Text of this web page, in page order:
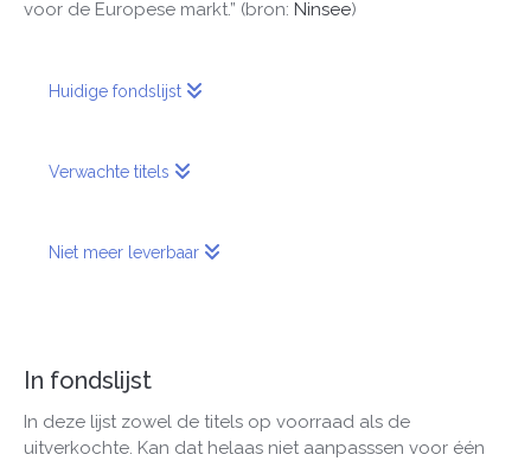
voor de Europese markt.” (bron: Ninsee)
Huidige fondslijst
Verwachte titels
Niet meer leverbaar
In fondslijst
In deze lijst zowel de titels op voorraad als de
uitverkochte. Kan dat helaas niet aanpasssen voor één